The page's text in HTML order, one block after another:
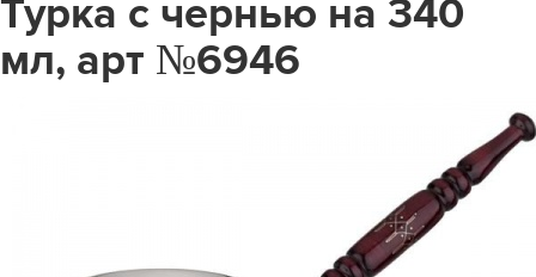
Турка с чернью на 340
мл, арт №6946